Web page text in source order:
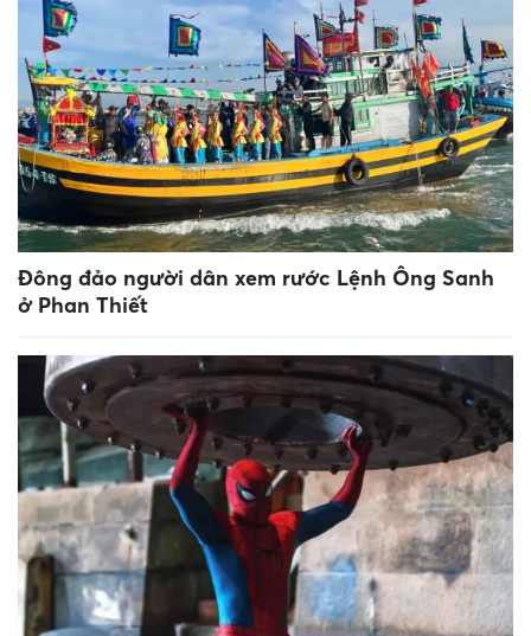
Đông đảo người dân xem rước Lệnh Ông Sanh
ở Phan Thiết